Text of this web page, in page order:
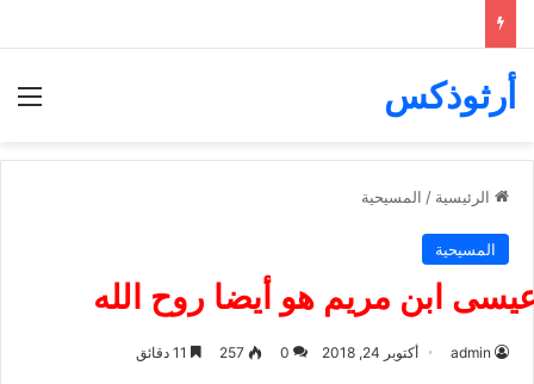
أرثوذكس
الرئيسية / المسيحية
المسيحية
ابن مريم هو أيضا روح الله
admin أكتوبر 24, 2018 0
257